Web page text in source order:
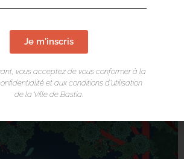
Je m'inscris
vous acceptez de vous conformer à la
et aux conditions d’utilisation
de la Ville de Bastia.